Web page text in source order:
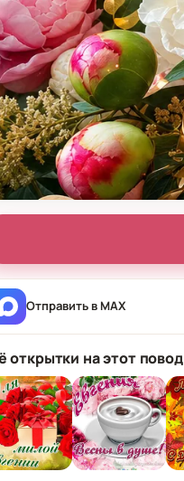
Отправить в MAX
открытки на этот повод